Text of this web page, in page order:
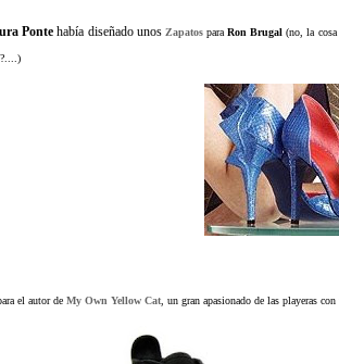
Ponte había diseñado unos ZapatosparaRon Brugal (no, la cosa
el autor de My Own Yellow Cat , un gran apasionado de las playeras